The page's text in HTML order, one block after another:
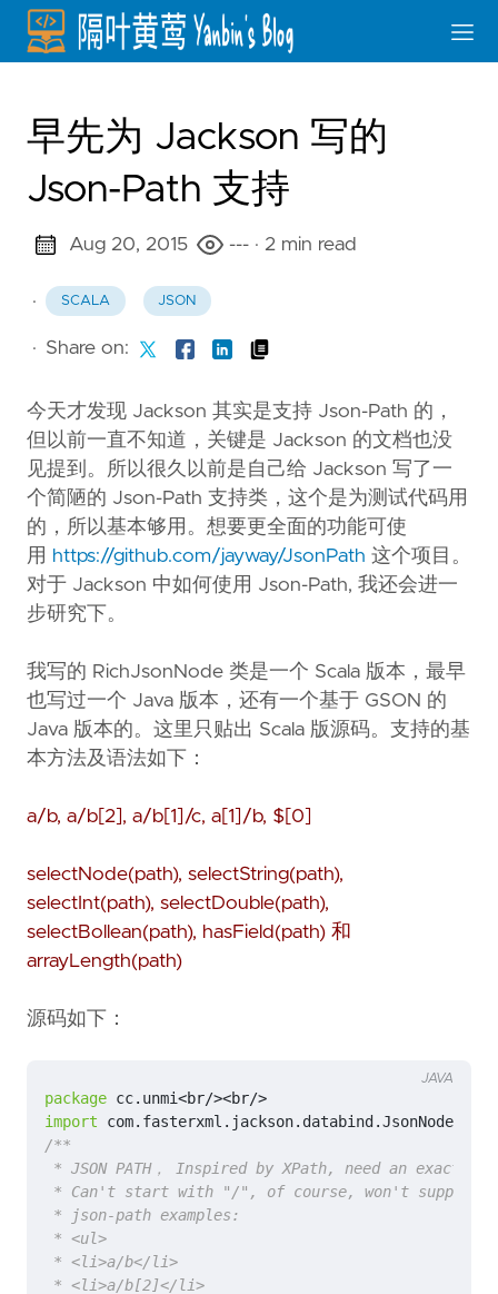
早先为 Jackson 写的
Json-Path 支持
Aug 20, 2015 --- · 2 min read
· SCALA JSON
· Share on:
今天才发现 Jackson 其实是支持 Json-Path 的，
但以前一直不知道，关键是 Jackson 的文档也没
见提到。所以很久以前是自己给 Jackson 写了一
个简陋的 Json-Path 支持类，这个是为测试代码用
的，所以基本够用。想要更全面的功能可使
用 https://github.com/jayway/JsonPath 这个项目。
对于 Jackson 中如何使用 Json-Path, 我还会进一
步研究下。
我写的 RichJsonNode 类是一个 Scala 版本，最早
也写过一个 Java 版本，还有一个基于 GSON 的
Java 版本的。这里只贴出 Scala 版源码。支持的基
本方法及语法如下：
a/b, a/b[2], a/b[1]/c, a[1]/b, $[0]
selectNode(path), selectString(path),
selectInt(path), selectDouble(path),
selectBollean(path), hasField(path) 和
arrayLength(path)
源码如下：
package cc.unmi<br/><br/>
import
com.fasterxml.jackson.databind.JsonNode
JAVA